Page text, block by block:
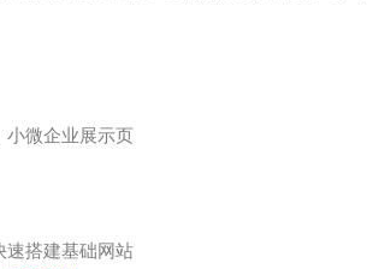
微企业展示页
速搭建基础网站